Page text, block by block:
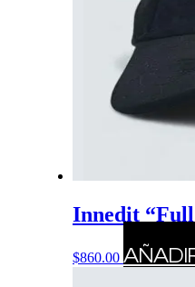
Innedit
$860.00